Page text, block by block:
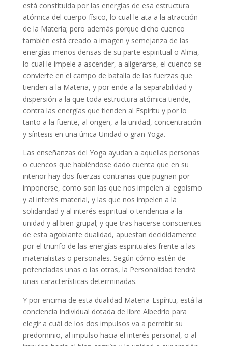
está constituida por las energías de esa estructura
atómica del cuerpo físico, lo cual le ata a la atracción
de la Materia; pero además porque dicho cuenco
también está creado a imagen y semejanza de las
energías menos densas de su parte espiritual o Alma,
lo cual le impele a ascender, a aligerarse, el cuenco se
convierte en el campo de batalla de las fuerzas que
tienden a la Materia, y por ende a la separabilidad y
dispersión a la que toda estructura atómica tiende,
contra las energías que tienden al Espíritu y por lo
tanto a la fuente, al origen, a la unidad, concentración
y síntesis en una única Unidad o gran Yoga.
Las enseñanzas del Yoga ayudan a aquellas personas
o cuencos que habiéndose dado cuenta que en su
interior hay dos fuerzas contrarias que pugnan por
imponerse, como son las que nos impelen al egoísmo
y al interés material, y las que nos impelen a la
solidaridad y al interés espiritual o tendencia a la
unidad y al bien grupal; y que tras hacerse conscientes
de esta agobiante dualidad, apuestan decididamente
por el triunfo de las energías espirituales frente a las
materialistas o personales. Según cómo estén de
potenciadas unas o las otras, la Personalidad tendrá
unas características determinadas.
Y por encima de esta dualidad Materia-Espíritu, está la
conciencia individual dotada de libre Albedrío para
elegir a cuál de los dos impulsos va a permitir su
predominio, al impulso hacia el interés personal, o al